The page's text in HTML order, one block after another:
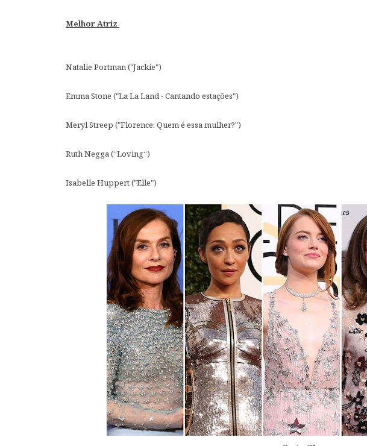
Melhor Atriz
Natalie Portman ("Jackie")
Emma Stone ("La La Land - Cantando estações")
Meryl Streep ("Florence: Quem é essa mulher?")
Ruth Negga (“Loving“)
Isabelle Huppert ("Elle")